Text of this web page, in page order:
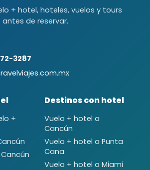
+ hotel, hoteles, vuelos y tours
de reservar.
3287
+
Destinos con hotel
Vuelo + hotel a
Cancún
Vuelo + hotel a Punta
Cana
Vuelo + hotel a Miami